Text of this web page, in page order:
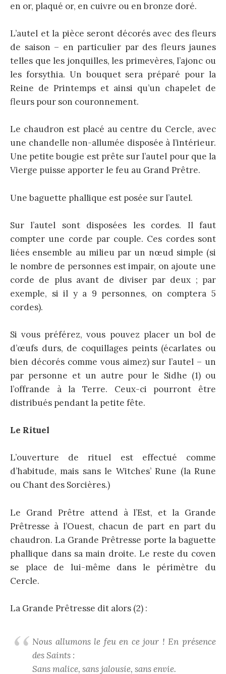
en or, plaqué or, en cuivre ou en bronze doré.
L’autel et la pièce seront décorés avec des fleurs
de saison – en particulier par des fleurs jaunes
telles que les jonquilles, les primevères, l’ajonc ou
les forsythia. Un bouquet sera préparé pour la
Reine de Printemps et ainsi qu’un chapelet de
fleurs pour son couronnement.
Le chaudron est placé au centre du Cercle, avec
une chandelle non-allumée disposée à l’intérieur.
Une petite bougie est prête sur l’autel pour que la
Vierge puisse apporter le feu au Grand Prêtre.
Une baguette phallique est posée sur l’autel.
Sur l’autel sont disposées les cordes. Il faut
compter une corde par couple. Ces cordes sont
liées ensemble au milieu par un nœud simple (si
le nombre de personnes est impair, on ajoute une
corde de plus avant de diviser par deux ; par
exemple, si il y a 9 personnes, on comptera 5
cordes).
Si vous préférez, vous pouvez placer un bol de
d’œufs durs, de coquillages peints (écarlates ou
bien décorés comme vous aimez) sur l’autel – un
par personne et un autre pour le Sidhe (1) ou
l’offrande à la Terre. Ceux-ci pourront être
distribués pendant la petite fête.
Le Rituel
L’ouverture de rituel est effectué comme
d’habitude, mais sans le Witches’ Rune (la Rune
ou Chant des Sorcières.)
Le Grand Prêtre attend à l’Est, et la Grande
Prêtresse à l’Ouest, chacun de part en part du
chaudron. La Grande Prêtresse porte la baguette
phallique dans sa main droite. Le reste du coven
se place de lui-même dans le périmètre du
Cercle.
La Grande Prêtresse dit alors (2) :
Nous allumons le feu en ce jour ! En présence
des Saints :
Sans malice, sans jalousie, sans envie.